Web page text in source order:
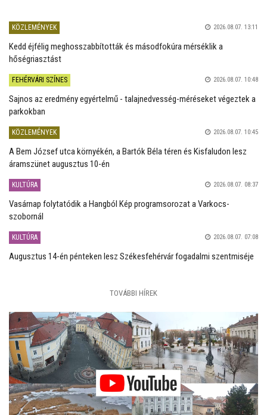
KÖZLEMÉNYEK 2026.08.07. 13:11
Kedd éjfélig meghosszabbították és másodfokúra mérséklik a
hőségriasztást
FEHÉRVÁRI SZÍNES 2026.08.07. 10:48
Sajnos az eredmény egyértelmű - talajnedvesség-méréseket végeztek a
parkokban
KÖZLEMÉNYEK 2026.08.07. 10:45
A Bem József utca környékén, a Bartók Béla téren és Kisfaludon lesz
áramszünet augusztus 10-én
KULTÚRA 2026.08.07. 08:37
Vasárnap folytatódik a Hangból Kép programsorozat a Varkocs-
szobornál
KULTÚRA 2026.08.07. 07:08
Augusztus 14-én pénteken lesz Székesfehérvár fogadalmi szentmiséje
TOVÁBBI HÍREK